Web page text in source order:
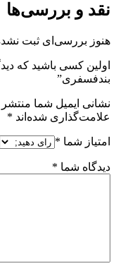
نقد و بررسی‌ها
هنوز بررسی‌ای ثبت
اولین کسی باشید که
بندفسفری”
نشانی ایمیل شما
علامت‌گذاری شده‌اند *
امتیاز شما *
دیدگاه شما *